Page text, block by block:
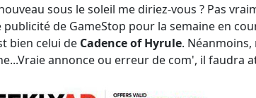
sous le soleil me diriez-vous ? Pas
de GameStop pour la semaine en
bien celui de Cadence of Hyrule.
annonce ou erreur de com', il faudra